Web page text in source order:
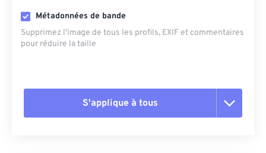
Métadonnées de bande
Supprimez l'image de tous les profils, EXIF ​​et commentaires
pour réduire la taille
S'applique à tous